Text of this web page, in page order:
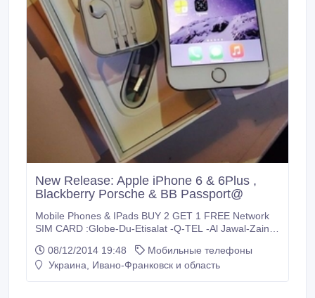
New Release: Apple iPhone 6 & 6Plus ,
Blackberry Porsche & BB Passport@
Mobile Phones & IPads BUY 2 GET 1 FREE Network
SIM CARD :Globe-Du-Etisalat -Q-TEL -Al Jawal-Zain-
BLACKBERRY COMES WITH ARABIC KEYPAD
=============== Brand New Original ftory unlocked
08/12/2014 19:48
Мобильные телефоны
Украина, Ивано-Франковск и область